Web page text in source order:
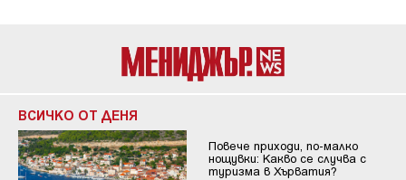
ВСИЧКО ОТ ДЕНЯ
Повече приходи, по-малко
нощувки: Какво се случва с
туризма в Хърватия?